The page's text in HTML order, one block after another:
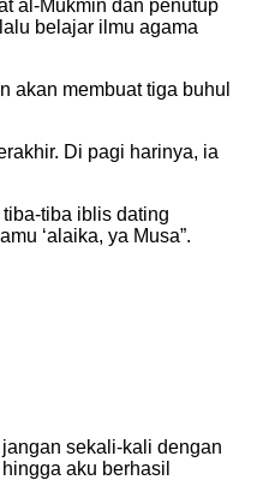
al-Mukmin dan penutup
belajar ilmu agama
akan membuat tiga buhul
Di pagi harinya, ia
tiba iblis dating
‘alaika, ya Musa”.
sekali-kali dengan
aku berhasil